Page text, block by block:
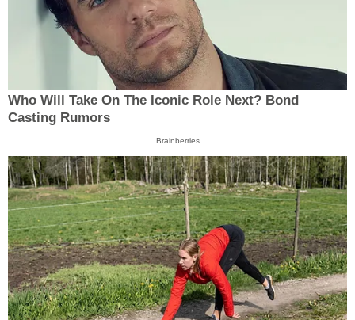
Who Will Take On The Iconic Role Next? Bond
Casting Rumors
Brainberries